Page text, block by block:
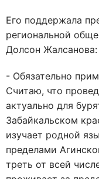
Его поддержала
региональной
Долсон Жалсанова:
- Обязательно
Считаю, что
актуально для
Забайкальском
изучает родной
пределами
треть от всей